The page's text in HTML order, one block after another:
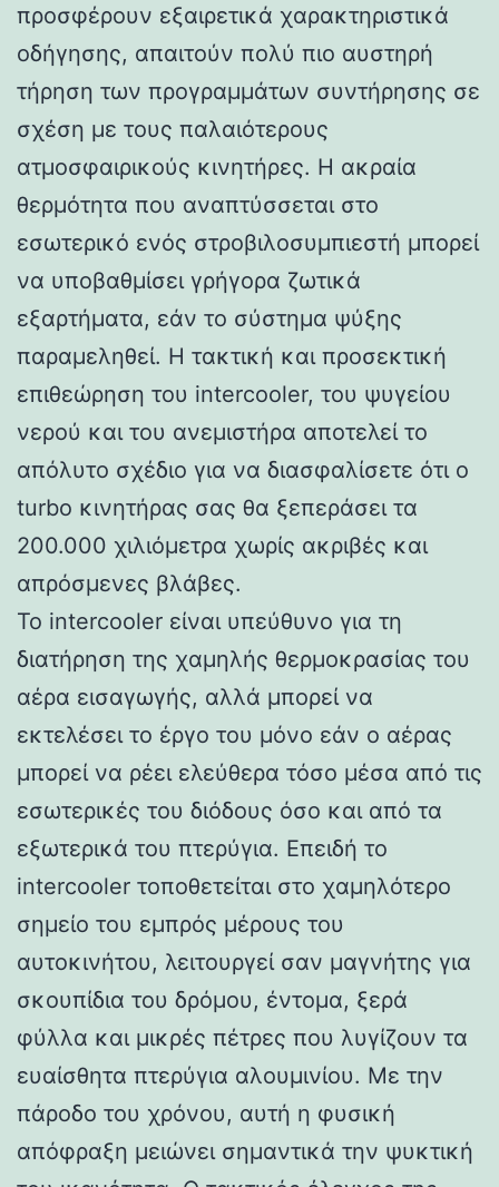
προσφέρουν εξαιρετικά χαρακτηριστικά
οδήγησης, απαιτούν πολύ πιο αυστηρή
τήρηση των προγραμμάτων συντήρησης σε
σχέση με τους παλαιότερους
ατμοσφαιρικούς κινητήρες. Η ακραία
θερμότητα που αναπτύσσεται στο
εσωτερικό ενός στροβιλοσυμπιεστή μπορεί
να υποβαθμίσει γρήγορα ζωτικά
εξαρτήματα, εάν το σύστημα ψύξης
παραμεληθεί. Η τακτική και προσεκτική
επιθεώρηση του intercooler, του ψυγείου
νερού και του ανεμιστήρα αποτελεί το
απόλυτο σχέδιο για να διασφαλίσετε ότι ο
turbo κινητήρας σας θα ξεπεράσει τα
200.000 χιλιόμετρα χωρίς ακριβές και
απρόσμενες βλάβες.
Το intercooler είναι υπεύθυνο για τη
διατήρηση της χαμηλής θερμοκρασίας του
αέρα εισαγωγής, αλλά μπορεί να
εκτελέσει το έργο του μόνο εάν ο αέρας
μπορεί να ρέει ελεύθερα τόσο μέσα από τις
εσωτερικές του διόδους όσο και από τα
εξωτερικά του πτερύγια. Επειδή το
intercooler τοποθετείται στο χαμηλότερο
σημείο του εμπρός μέρους του
αυτοκινήτου, λειτουργεί σαν μαγνήτης για
σκουπίδια του δρόμου, έντομα, ξερά
φύλλα και μικρές πέτρες που λυγίζουν τα
ευαίσθητα πτερύγια αλουμινίου. Με την
πάροδο του χρόνου, αυτή η φυσική
απόφραξη μειώνει σημαντικά την ψυκτική